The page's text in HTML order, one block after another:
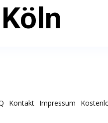
Kontakt Impressum